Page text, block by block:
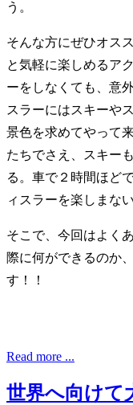
う。
そんな方にぜひオス
と気軽に楽しめるア
ーをしなくても、意
スラーにはスキーや
景色を求めてやって
たちでさえ、スキー
る。車で２時間ほど
ィスラーを楽しまな
そこで、今回はよく
際に何ができるのか
す！！
Read more ...
世界へ向け